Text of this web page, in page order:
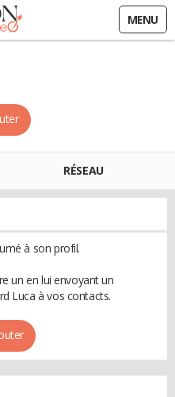
MENU
RÉSEAU
à son profil.
un en lui envoyant un
Luca à vos contacts.